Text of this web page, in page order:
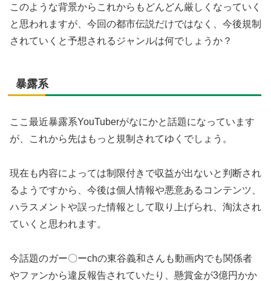
このような背景からこれからもどんどん厳しくなっていく
と思われますが、今回の都市伝説だけではなく、今後規制
されていくと予想されるジャンルは何でしょうか？
暴露系
ここ最近暴露系YouTuberがなにかと話題になっています
が、これから先はもっと規制されてゆくでしょう。
現在も内容によっては制限付きで収益が出ないと判断され
るようですから、今後は個人情報や悪意あるコンテンツ、
ハラスメントや誤った情報として取り上げられ、淘汰され
ていくと思われます。
今話題のガー〇ーchの東谷義和さんも動画内でも関係者
やファンから違反報告されていたり、懸賞金が3億円かか